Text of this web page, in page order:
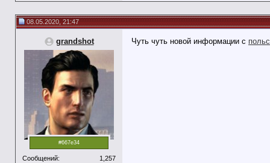
08.05.2020, 21:47
grandshot
#667e34
Сообщений:
1,257
Чуть чуть новой информации с